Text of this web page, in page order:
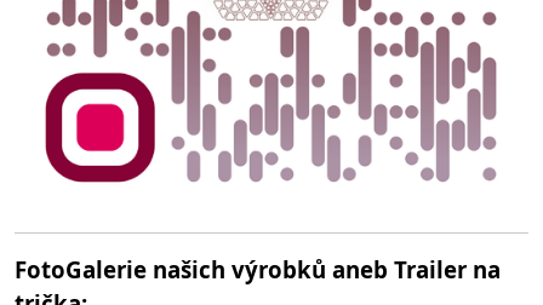
FotoGalerie našich výrobků aneb Trailer na